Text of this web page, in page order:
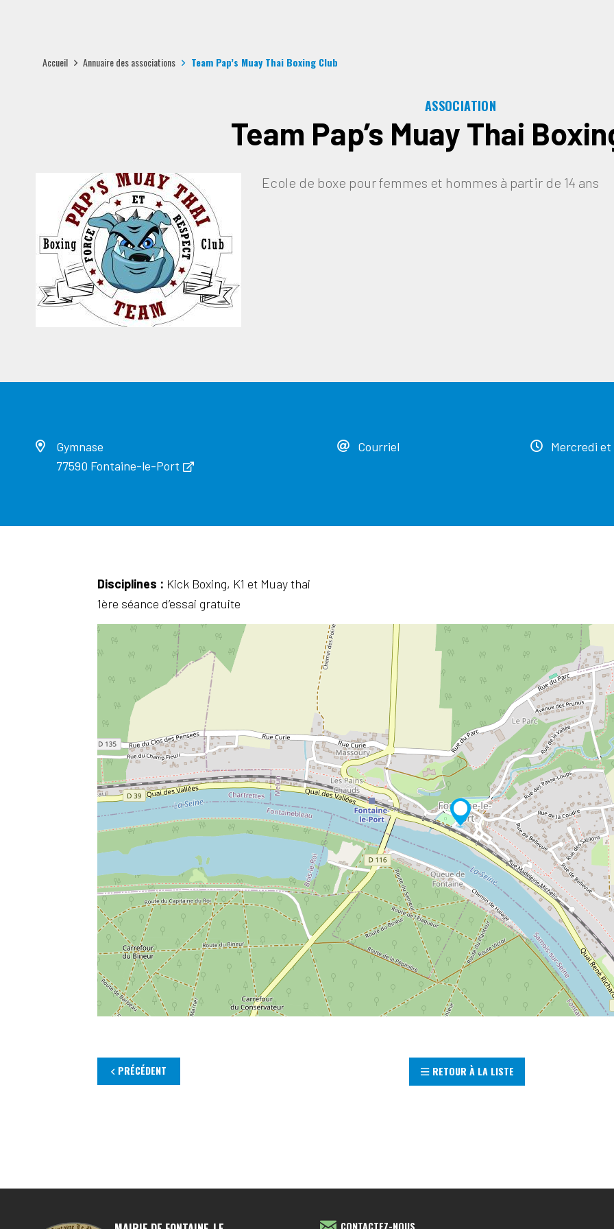
Accueil Annuaire des associations Team Pap’s Muay Thai Boxing Club
ASSOCIATION
Team Pap’s Muay Thai
Ecole de boxe pour femmes et hommes à partir de 14 ans
Gymnase
77590 Fontaine-le-Port
Courriel Mercredi et
Disciplines : Kick Boxing, K1 et Muay thai
1ère séance d’essai gratuite
PRÉCÉDENT RETOUR À LA LISTE
CONTACTEZ-NOUS